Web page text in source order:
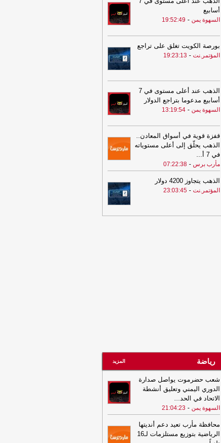
00:49
التحالف يعزي باستشهاد عدد من
الجيش ويجدد دعمه للحكومة
الجيش ويجدد دعمه للحكومة
- الصهوة يمن
الحديدة- السهوة يمن
23:34
لإجبارهم على دفع الجبايات..
الحوثي تحتجز مزارعي المراوعة
الحديدة-الصهوة يمن
21:53
مشايخ قبائل عبيدة يجددون
للدولة ويعلنون دعم تحركات وزارة
في مأرب وحضرموت ويرفضون بياناً
للقبيلة-مأرب برس
21:53
مشايخ قبائل عبيدة يجددون
للدولة ويعلنون دعم تحركات وزارة
في مأرب وحضرموت ويرفضون بياناً
أسابيع
السهوة يمن -
19:52:49
بورصة الكويت تغلق على تراجع
المؤتمر.نت -
19:23:13
الذهب عند أعلى مستوى في 7
أسابيع مدعوما بتراجع الدولار
السهوة يمن -
13:19:54
قفزة قوية في أسواق المعادن..
الذهب يحلّق إلى أعلى مستوياته
في 7 أ
...
مأرب برس -
07:22:38
الذهب يتجاوز 4200 دولار
المؤتمر.نت -
23:03:45
رياضة المزيد
شعب حضرموت يواصل صدارة
الدوري اليمني وتعليق أنشطة
الاتحاد في الحد...
السهوة يمن -
21:04:23
محافظة مأرب تعيد دعم أنديتها
الرياضية بتوزيع مستلزمات لـ16